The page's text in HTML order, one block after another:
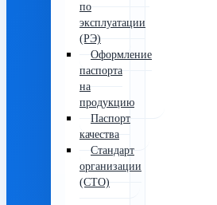
по
эксплуатации
(РЭ)
Оформление
паспорта
на
продукцию
Паспорт
качества
Стандарт
организации
(СТО)